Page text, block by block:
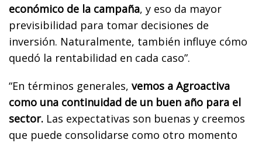
económico de la campaña, y eso da mayor
previsibilidad para tomar decisiones de
inversión. Naturalmente, también influye cómo
quedó la rentabilidad en cada caso”.
“En términos generales, vemos a Agroactiva
como una continuidad de un buen año para el
sector. Las expectativas son buenas y creemos
que puede consolidarse como otro momento